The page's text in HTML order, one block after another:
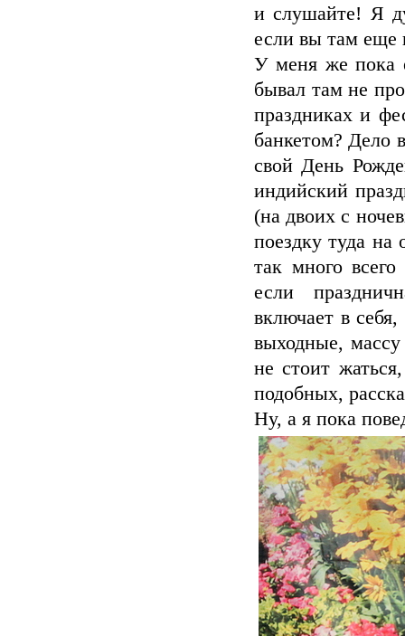
и слушайте! Я
если вы там еще
У меня же пока
бывал там не
праздниках и
банкетом? Дело
свой День
индийский
(на двоих с
поездку туда на
так много
если
включает в
выходные, массу
не стоит
подобных,
Ну, а я пока